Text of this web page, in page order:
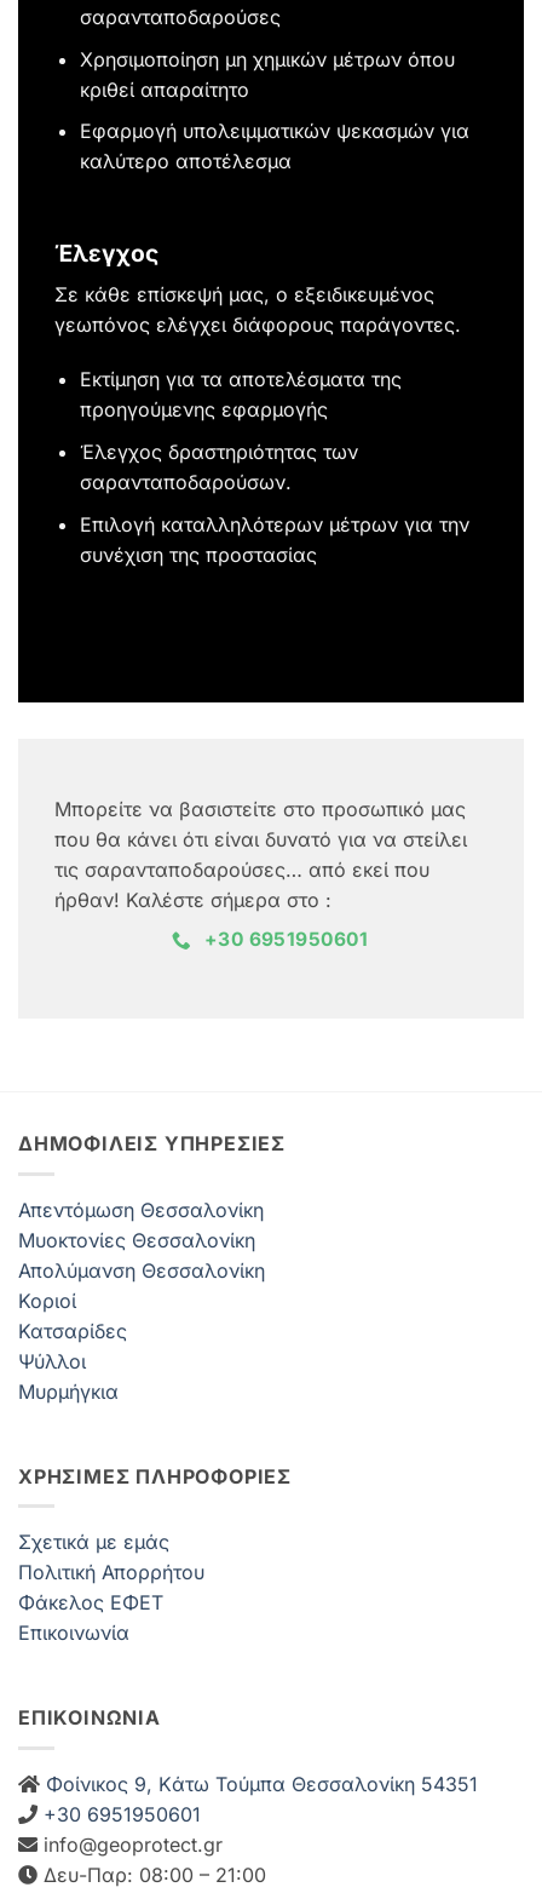
σαρανταποδαρούσες
Χρησιμοποίηση μη χημικών μέτρων όπου
κριθεί απαραίτητο
Εφαρμογή υπολειμματικών ψεκασμών για
καλύτερο αποτέλεσμα
Έλεγχος
Σε κάθε επίσκεψή μας, ο εξειδικευμένος
γεωπόνος ελέγχει διάφορους παράγοντες.
Εκτίμηση για τα αποτελέσματα της
προηγούμενης εφαρμογής
Έλεγχος δραστηριότητας των
σαρανταποδαρούσων.
Επιλογή καταλληλότερων μέτρων για την
συνέχιση της προστασίας
Μπορείτε να βασιστείτε στο προσωπικό μας
που θα κάνει ότι είναι δυνατό για να στείλει
τις σαρανταποδαρούσες… από εκεί που
ήρθαν! Καλέστε σήμερα στο :
+30 6951950601
ΔΗΜΟΦΙΛΕΊΣ ΥΠΗΡΕΣΊΕΣ
Απεντόμωση Θεσσαλονίκη
Μυοκτονίες Θεσσαλονίκη
Απολύμανση Θεσσαλονίκη
Κοριοί
Κατσαρίδες
Ψύλλοι
Μυρμήγκια
ΧΡΗΣΙΜΕΣ ΠΛΗΡΟΦΟΡΙΕΣ
Σχετικά με εμάς
Πολιτική Απορρήτου
Φάκελος ΕΦΕΤ
Επικοινωνία
ΕΠΙΚΟΙΝΩΝΙΑ
Φοίνικος 9, Kάτω Τούμπα Θεσσαλονίκη 54351
+30 6951950601
info@geoprotect.gr
Δευ-Παρ: 08:00 – 21:00